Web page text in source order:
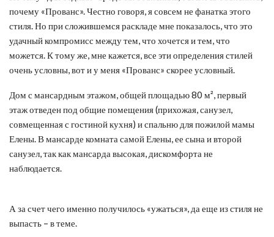
почему «Прованс». Честно говоря, я совсем не фанатка этого
стиля. Но при сложившемся раскладе мне показалось, что это
удачный компромисс между тем, что хочется и тем, что
можется. К тому же, мне кажется, все эти определения стилей
очень условны, вот и у меня «Прованс» скорее условный.
Дом с мансардным этажом, общей площадью 80 м², первый
этаж отведен под общие помещения (прихожая, санузел,
совмещенная с гостиной кухня) и спальню для пожилой мамы
Елены. В мансарде комната самой Елены, ее сына и второй
санузел, так как мансарда высокая, дискомфорта не
наблюдается.
А за счет чего именно получилось «ужаться», да еще из стиля не
выпасть – в теме.